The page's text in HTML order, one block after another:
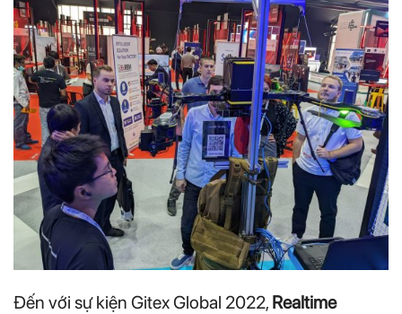
Đến với sự kiện Gitex Global 2022, Realtime